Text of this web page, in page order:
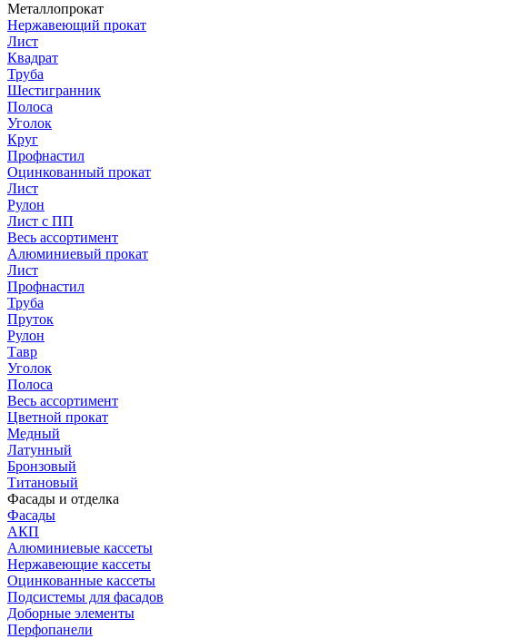
Металлопрокат
Нержавеющий прокат
Лист
Квадрат
Труба
Шестигранник
Полоса
Уголок
Круг
Профнастил
Оцинкованный прокат
Лист
Рулон
Лист с ПП
Весь ассортимент
Алюминиевый прокат
Лист
Профнастил
Труба
Пруток
Рулон
Тавр
Уголок
Полоса
Весь ассортимент
Цветной прокат
Медный
Латунный
Бронзовый
Титановый
Фасады и отделка
Фасады
АКП
Алюминиевые кассеты
Нержавеющие кассеты
Оцинкованные кассеты
Подсистемы для фасадов
Доборные элементы
Перфопанели